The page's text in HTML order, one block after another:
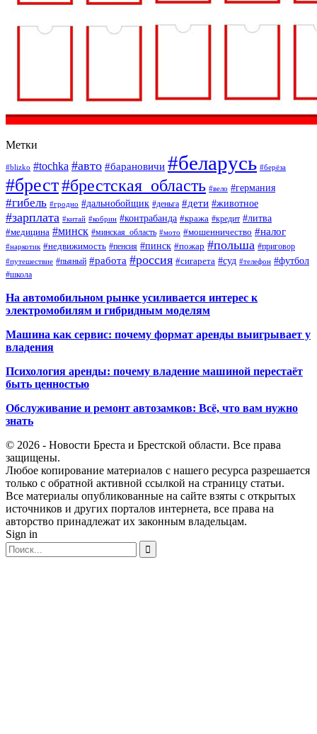
Метки
#blizko #tochka #авто #барановичи #беларусь #берёза
#брест#брестская_область #вело #германия
#гибель #гродно #дальнобойщик #деньга #дети #животное
#зарплата #китай #кобрин #контрабанда #кража #кредит #литва
#медицина #минск #минская_область #мото #мошенничество #налог
#наркотик #недвижимость #пенсия #пинск #пожар #польша #приговор
#путешествие #пьяный #работа #россия #сигарета #суд #телефон #футбол
#школа
На автомобильном рынке усиливается интерес к
электромобилям и гибридным моделям
Машина как сервис: почему формат аренды выигрывает у
владения
Психология аренды: почему владение машиной перестаёт
быть ценностью
Обслуживание и ремонт автозамков: Всё, что вам нужно
знать
© 2026 - Новости Бреста и Брестской области. Все права
защищены.
Любое копирование материалов с нашего ресурса разрешается
только с обратной активной ссылкой на страницу статьи.
Все материалы опубликованные на сайте взяты с открытых
источников и других порталов интернета, все права на
авторство принадлежат их законным владельцам.
Sign in